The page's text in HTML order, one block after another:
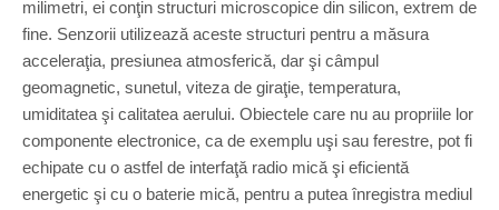
milimetri, ei conţin structuri microscopice din silicon, extrem de
fine. Senzorii utilizează aceste structuri pentru a măsura
acceleraţia, presiunea atmosferică, dar şi câmpul
geomagnetic, sunetul, viteza de giraţie, temperatura,
umiditatea şi calitatea aerului. Obiectele care nu au propriile lor
componente electronice, ca de exemplu uşi sau ferestre, pot fi
echipate cu o astfel de interfaţă radio mică şi eficientă
energetic şi cu o baterie mică, pentru a putea înregistra mediul